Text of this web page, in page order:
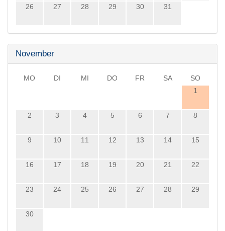
26 27 28 29 30 31
November
MO DI MI DO FR SA
SO
1
2 3 4 5 6 7 8
9 10 11 12 13 14 15
16 17 18 19 20 21 22
23 24 25 26 27 28 29
30